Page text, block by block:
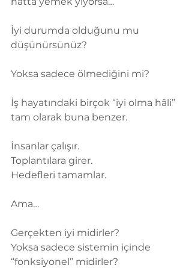
İyi durumda olduğunu mu
düşünürsünüz?
Yoksa sadece ölmediğini mi?
İş hayatındaki birçok “iyi olma hâli”
tam olarak buna benzer.
İnsanlar çalışır.
Toplantılara girer.
Hedefleri tamamlar.
Ama…
Gerçekten iyi midirler?
Yoksa sadece sistemin içinde
“fonksiyonel” midirler?